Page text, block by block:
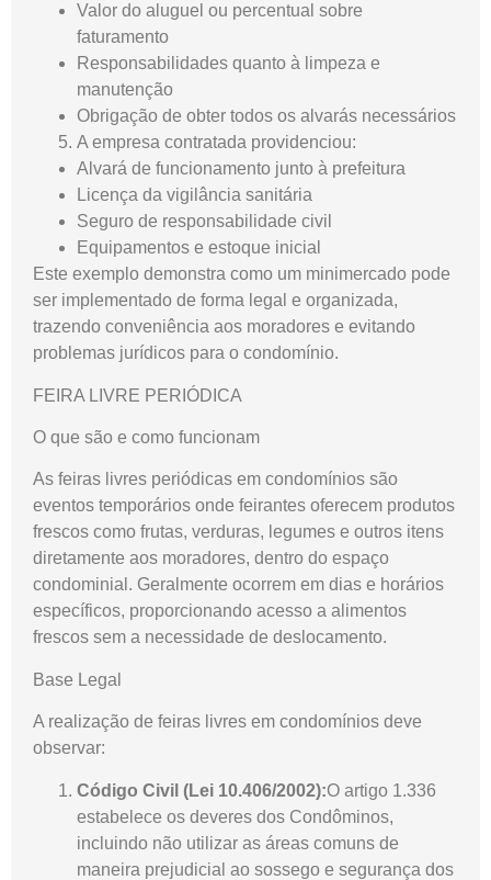
Valor do aluguel ou percentual sobre
faturamento
Responsabilidades quanto à limpeza e
manutenção
Obrigação de obter todos os alvarás necessários
A empresa contratada providenciou:
Alvará de funcionamento junto à prefeitura
Licença da vigilância sanitária
Seguro de responsabilidade civil
Equipamentos e estoque inicial
Este exemplo demonstra como um minimercado pode
ser implementado de forma legal e organizada,
trazendo conveniência aos moradores e evitando
problemas jurídicos para o condomínio.
FEIRA LIVRE PERIÓDICA
O que são e como funcionam
As feiras livres periódicas em condomínios são
eventos temporários onde feirantes oferecem produtos
frescos como frutas, verduras, legumes e outros itens
diretamente aos moradores, dentro do espaço
condominial. Geralmente ocorrem em dias e horários
específicos, proporcionando acesso a alimentos
frescos sem a necessidade de deslocamento.
Base Legal
A realização de feiras livres em condomínios deve
observar:
Código Civil (Lei 10.406/2002):O artigo 1.336
estabelece os deveres dos Condôminos,
incluindo não utilizar as áreas comuns de
maneira prejudicial ao sossego e segurança dos